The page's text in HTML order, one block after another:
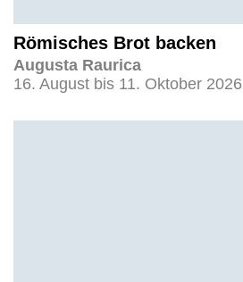
Römisches Brot backen
Augusta Raurica
16. August bis 11. Oktober 2026